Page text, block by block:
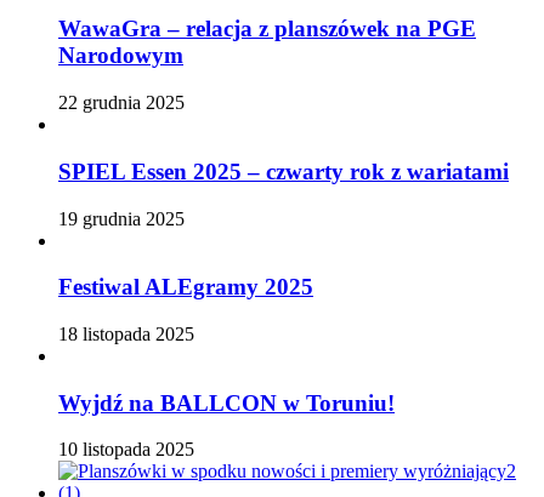
WawaGra – relacja z planszówek na PGE
Narodowym
22 grudnia 2025
SPIEL Essen 2025 – czwarty rok z wariatami
19 grudnia 2025
Festiwal ALEgramy 2025
18 listopada 2025
Wyjdź na BALLCON w Toruniu!
10 listopada 2025